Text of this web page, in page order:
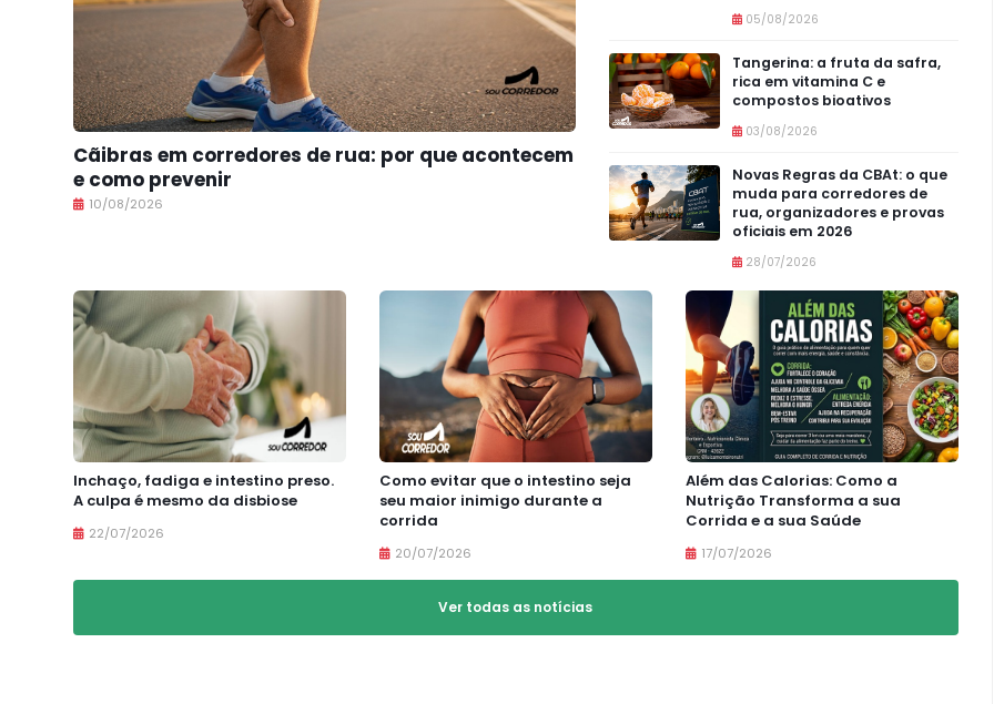
Cãibras em corredores de rua: por que acontecem
e como prevenir
10/08/2026
05/08/2026
Tangerina: a fruta da safra,
rica em vitamina C e
compostos bioativos
03/08/2026
Novas Regras da CBAt: o que
muda para corredores de
rua, organizadores e provas
oficiais em 2026
28/07/2026
Inchaço, fadiga e intestino preso.
A culpa é mesmo da disbiose
22/07/2026
Como evitar que o intestino seja
seu maior inimigo durante a
corrida
20/07/2026
Além das Calorias: Como a
Nutrição Transforma a sua
Corrida e a sua Saúde
17/07/2026
Ver todas as notícias